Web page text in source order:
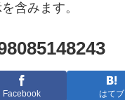
含みます。
Facebook はてブ